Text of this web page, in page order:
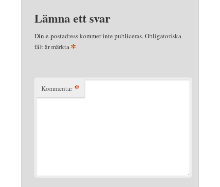
Lämna ett svar
Din e-postadress kommer inte publiceras.Obligatoriska
fält är märkta *
Kommentar *